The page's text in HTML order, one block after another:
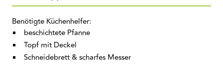
Benötigte Küchenhelfer:
beschichtete Pfanne
Topf mit Deckel
Schneidebrett & scharfes Messer